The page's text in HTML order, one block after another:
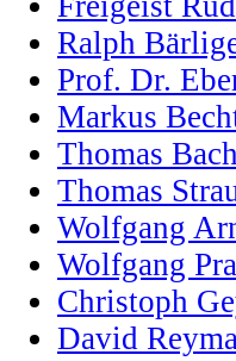
Ralph
Prof. Dr.
Markus
Thomas
Thomas
Wolfgang
Wolfgang
Christoph
David